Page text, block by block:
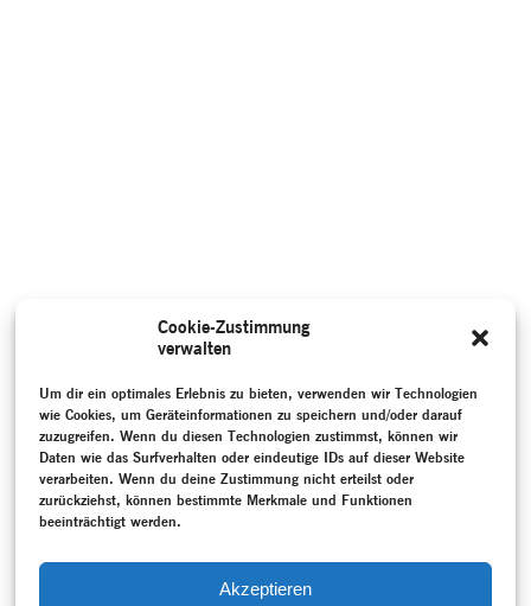
Cookie-Zustimmung
verwalten
Um dir ein optimales Erlebnis zu bieten, verwenden wir Technologien
wie Cookies, um Geräteinformationen zu speichern und/oder darauf
zuzugreifen. Wenn du diesen Technologien zustimmst, können wir
Daten wie das Surfverhalten oder eindeutige IDs auf dieser Website
verarbeiten. Wenn du deine Zustimmung nicht erteilst oder
zurückziehst, können bestimmte Merkmale und Funktionen
beeinträchtigt werden.
Akzeptieren